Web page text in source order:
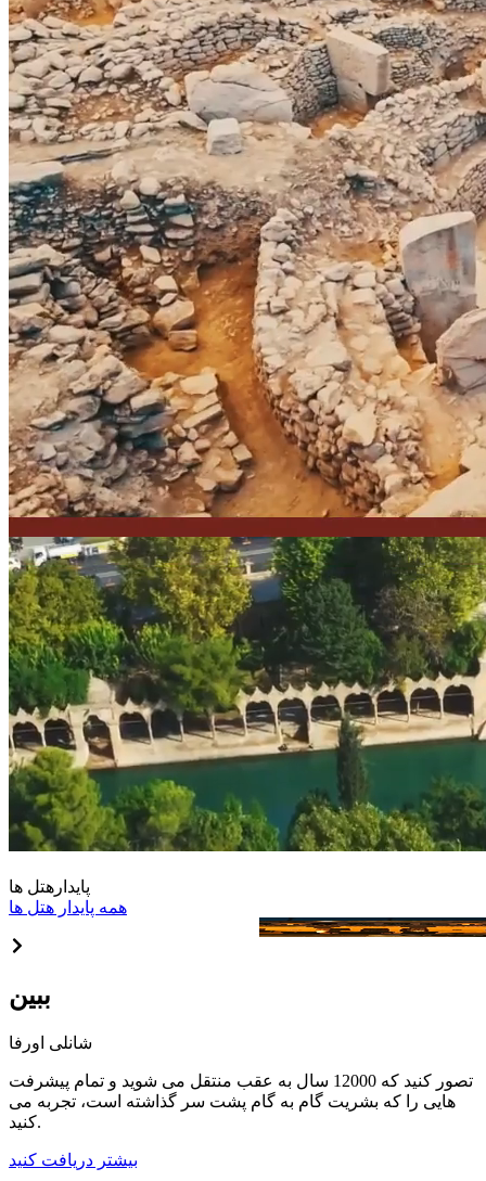
پایدار هتل ها
همه پایدار هتل ها
Abraham Otel
ببین
شانلی اورفا
تصور کنید که 12000 سال به عقب منتقل می شوید و تمام پیشرفت
هایی را که بشریت گام به گام پشت سر گذاشته است، تجربه می
کنید.
بیشتر دریافت کنید